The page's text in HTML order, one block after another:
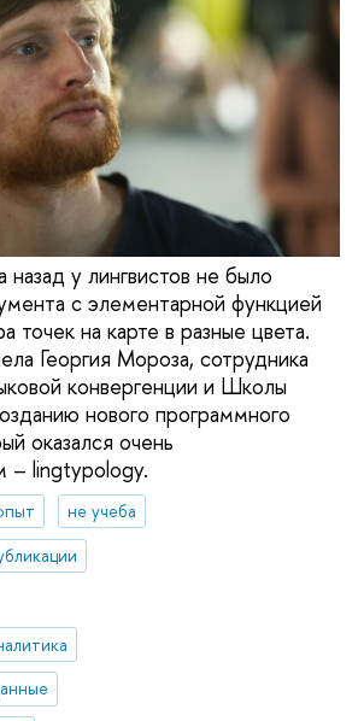
у лингвистов не было
с элементарной функцией
точек на карте в разные цвета.
Георгия Мороза, сотрудника
конвергенции и Школы
нового программного
оказался очень
– lingtypology.
не учеба